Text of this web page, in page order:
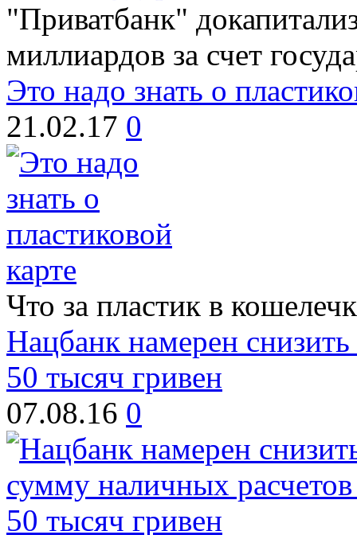
"Приватбанк"
миллиардов за счет
Это надо знать о
21.02.17 0
Что за пластик в
Нацбанк намерен
50 тысяч гривен
07.08.16 0